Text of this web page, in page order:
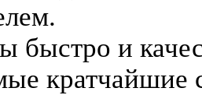
и
кратчайшие